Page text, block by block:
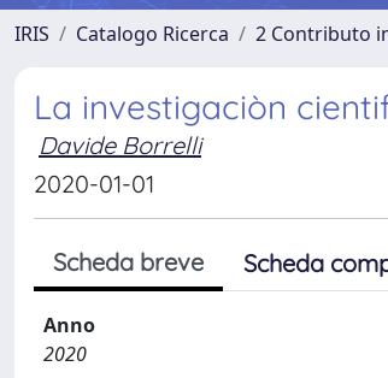
IRIS Catalogo Ricerca 2 Contributo
La investigaciòn
Davide Borrelli
2020-01-01
Scheda breve Scheda
Anno
2020